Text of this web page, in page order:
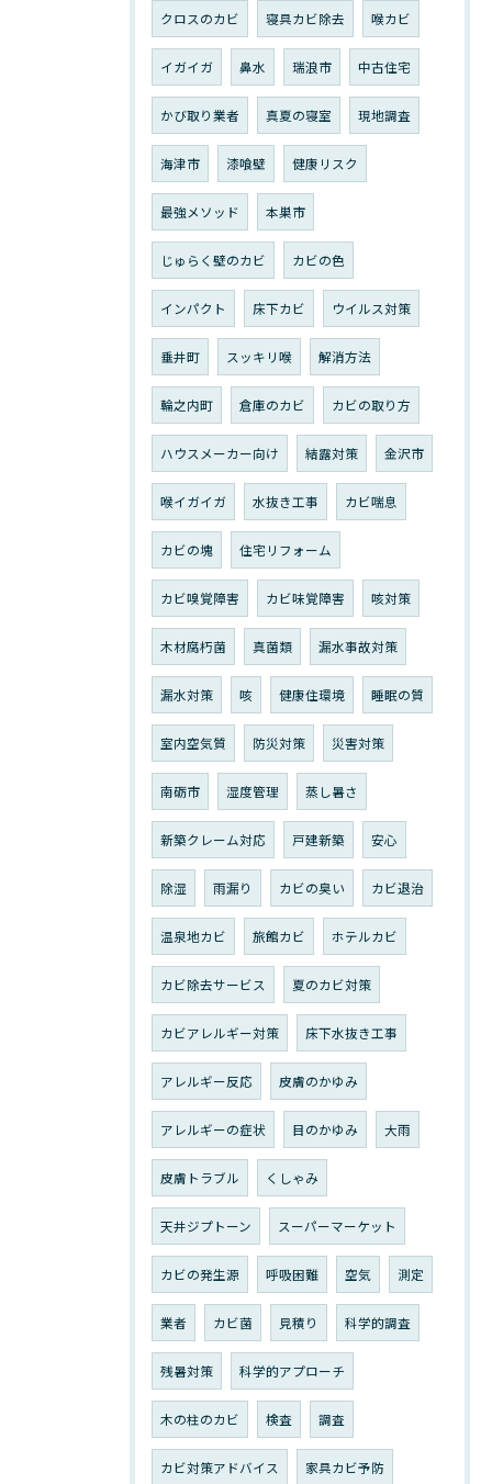
クロスのカビ 寝具カビ除去 喉カビ
イガイガ 鼻水 瑞浪市 中古住宅
かび取り業者 真夏の寝室 現地調査
海津市 漆喰壁 健康リスク
最強メソッド 本巣市
じゅらく壁のカビ カビの色
インパクト 床下カビ ウイルス対策
垂井町 スッキリ喉 解消方法
輪之内町 倉庫のカビ カビの取り方
ハウスメーカー向け 結露対策 金沢市
喉イガイガ 水抜き工事 カビ喘息
カビの塊 住宅リフォーム
カビ嗅覚障害 カビ味覚障害 咳対策
木材腐朽菌 真菌類 漏水事故対策
漏水対策 咳 健康住環境 睡眠の質
室内空気質 防災対策 災害対策
南砺市 湿度管理 蒸し暑さ
新築クレーム対応 戸建新築 安心
除湿 雨漏り カビの臭い カビ退治
温泉地カビ 旅館カビ ホテルカビ
カビ除去サービス 夏のカビ対策
カビアレルギー対策 床下水抜き工事
アレルギー反応 皮膚のかゆみ
アレルギーの症状 目のかゆみ 大雨
皮膚トラブル くしゃみ
天井ジプトーン スーパーマーケット
カビの発生源 呼吸困難 空気 測定
業者 カビ菌 見積り 科学的調査
残暑対策 科学的アプローチ
木の柱のカビ 検査 調査
カビ対策アドバイス 家具カビ予防